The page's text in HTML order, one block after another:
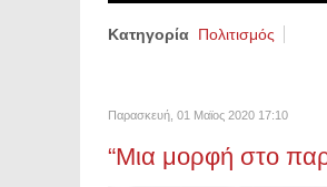
Κατηγορία Πολιτισμός
Παρασκευή, 01 Μαϊος 2020 17:10
“Μια μορφή στο